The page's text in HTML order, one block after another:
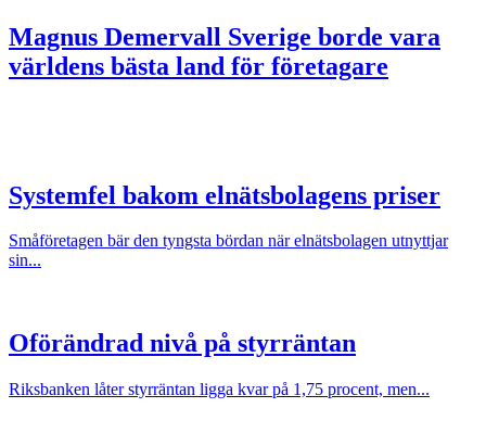
Magnus Demervall Sverige borde vara
världens bästa land för företagare
Systemfel bakom elnätsbolagens priser
Småföretagen bär den tyngsta bördan när elnätsbolagen utnyttjar
sin...
Oförändrad nivå på styrräntan
Riksbanken låter styrräntan ligga kvar på 1,75 procent, men...